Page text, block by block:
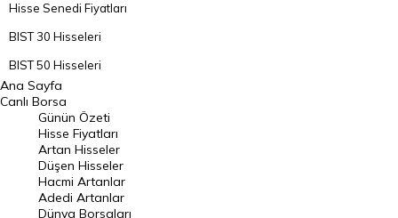
Hisse Senedi Fiyatları
BIST 30 Hisseleri
BIST 50 Hisseleri
BIST 100 Hisseleri
En Çok Artan Hisseler
En Çok Düşen Hisseler
Hacmi Artanlar
Geçmiş Kapanışlar
Ana Sayfa
Canlı Borsa
Günün Özeti
Hisse Fiyatları
Artan Hisseler
Düşen Hisseler
Hacmi Artanlar
Adedi Artanlar
Dünya Borsaları